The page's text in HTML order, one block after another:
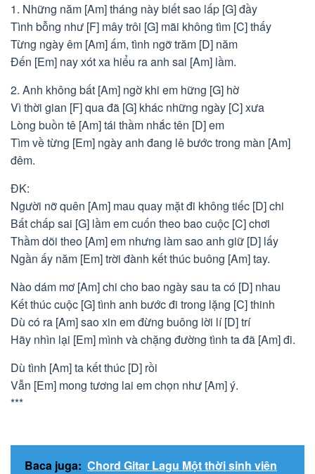
1. Những năm [Am] tháng này biết sao lấp [G] đầy
Tình bỗng như [F] mây trôi [G] mãi không tìm [C] thấy
Từng ngày êm [Am] ấm, tình ngỡ trăm [D] năm
Đến [Em] nay xót xa hiểu ra anh sai [Am] lầm.
2. Anh không bất [Am] ngờ khi em hững [G] hờ
Vì thời gian [F] qua đã [G] khác những ngày [C] xưa
Lòng buồn tê [Am] tái thầm nhắc tên [D] em
Tìm về từng [Em] ngày anh đang lê bước trong màn [Am]
đêm.
ĐK:
Người nỡ quên [Am] mau quay mặt đi không tiếc [D] chi
Bất chấp sai [G] lầm em cuốn theo bao cuộc [C] chơi
Thầm dõi theo [Am] em nhưng làm sao anh giữ [D] lấy
Ngần ấy năm [Em] trời đành kết thúc buông [Am] tay.
Nào dám mơ [Am] chi cho bao ngày sau ta có [D] nhau
Kết thúc cuộc [G] tình anh bước đi trong lặng [C] thinh
Dù có ra [Am] sao xin em đừng buông lời lí [D] trí
Hãy nhìn lại [Em] mình và chặng đường tình ta đã [Am] đi.
Dù tình [Am] ta kết thúc [D] rồi
Vẫn [Em] mong tương lai em chọn như [Am] ý.
***
Baca juga: Chord Gitar Lagu Một thời sinh viên